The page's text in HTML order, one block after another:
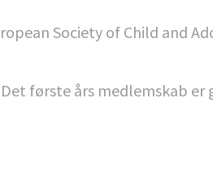
Society of Child and
første års medlemskab er